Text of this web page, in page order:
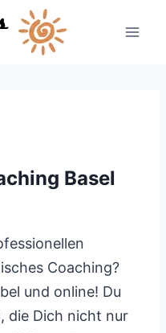
Basel
Coaching?
und online! Du
die Dich nicht nur